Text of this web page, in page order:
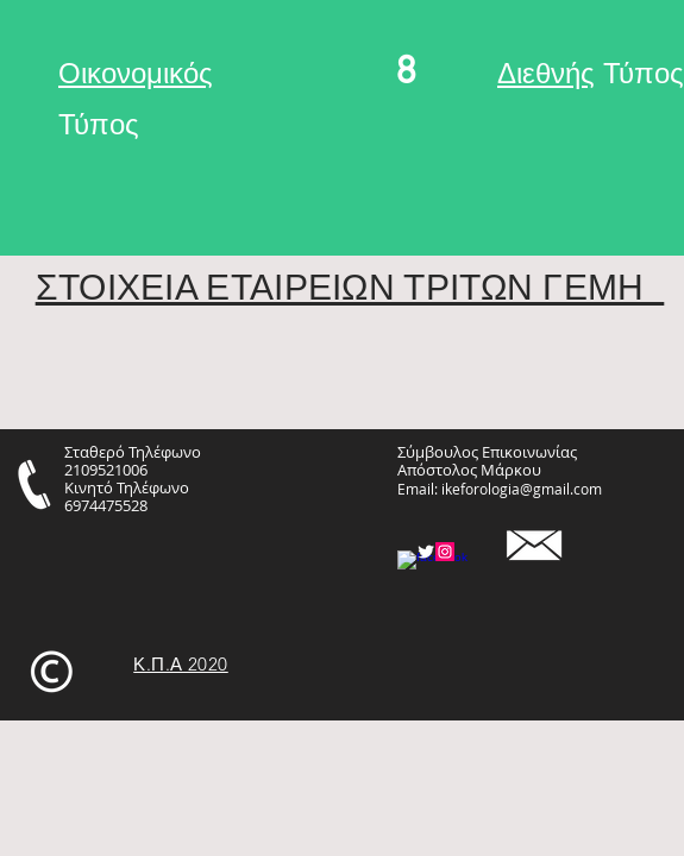
Οικονομικός
Τύπος
8 Διεθνής Τύπος
ΣΤΟΙΧΕΙΑ ΕΤΑΙΡΕΙΩΝ ΤΡΙΤΩΝ ΓΕΜΗ
Σταθερό Τηλέφωνο
2109521006
Κινητό Τηλέφωνο
6974475528
Κ.Π.Α 2020
Σύμβουλος Επικοινωνίας
Απόστολος Μάρκου
Email: ikeforologia@gmail.com